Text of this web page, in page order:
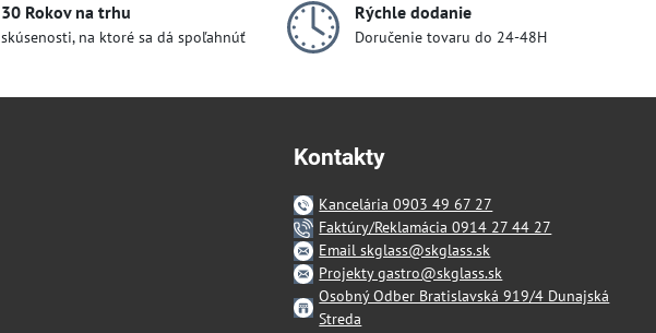
30 Rokov na trhu
skúsenosti, na ktoré sa dá spoľahnúť
Rýchle dodanie
Doručenie tovaru do 24-48H
Kontakty
Kancelária 0903 49 67 27
Faktúry/Reklamácia 0914 27 44 27
Email skglass@skglass.sk
Projekty gastro@skglass.sk
Osobný Odber Bratislavská 919/4 Dunajská
Streda